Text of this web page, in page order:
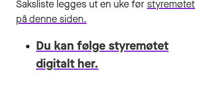
Saksliste legges ut en uke før styremøtet
på denne siden.
Du kan følge styremøtet
digitalt her.